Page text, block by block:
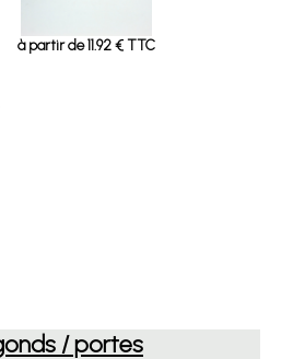
à partir de 11.92 € TTC
/ portes